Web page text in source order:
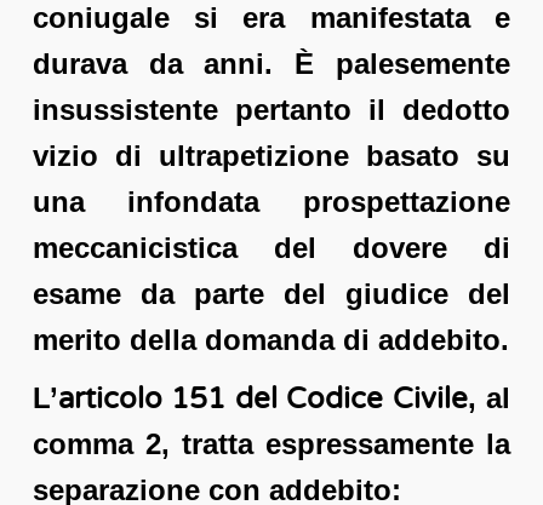
coniugale si era manifestata e
durava da anni. È palesemente
insussistente pertanto il dedotto
vizio di ultrapetizione basato su
una infondata prospettazione
meccanicistica del dovere di
esame da parte del giudice del
merito della domanda di addebito.
L’articolo 151 del Codice Civile, al
comma 2, tratta espressamente la
separazione con addebito: